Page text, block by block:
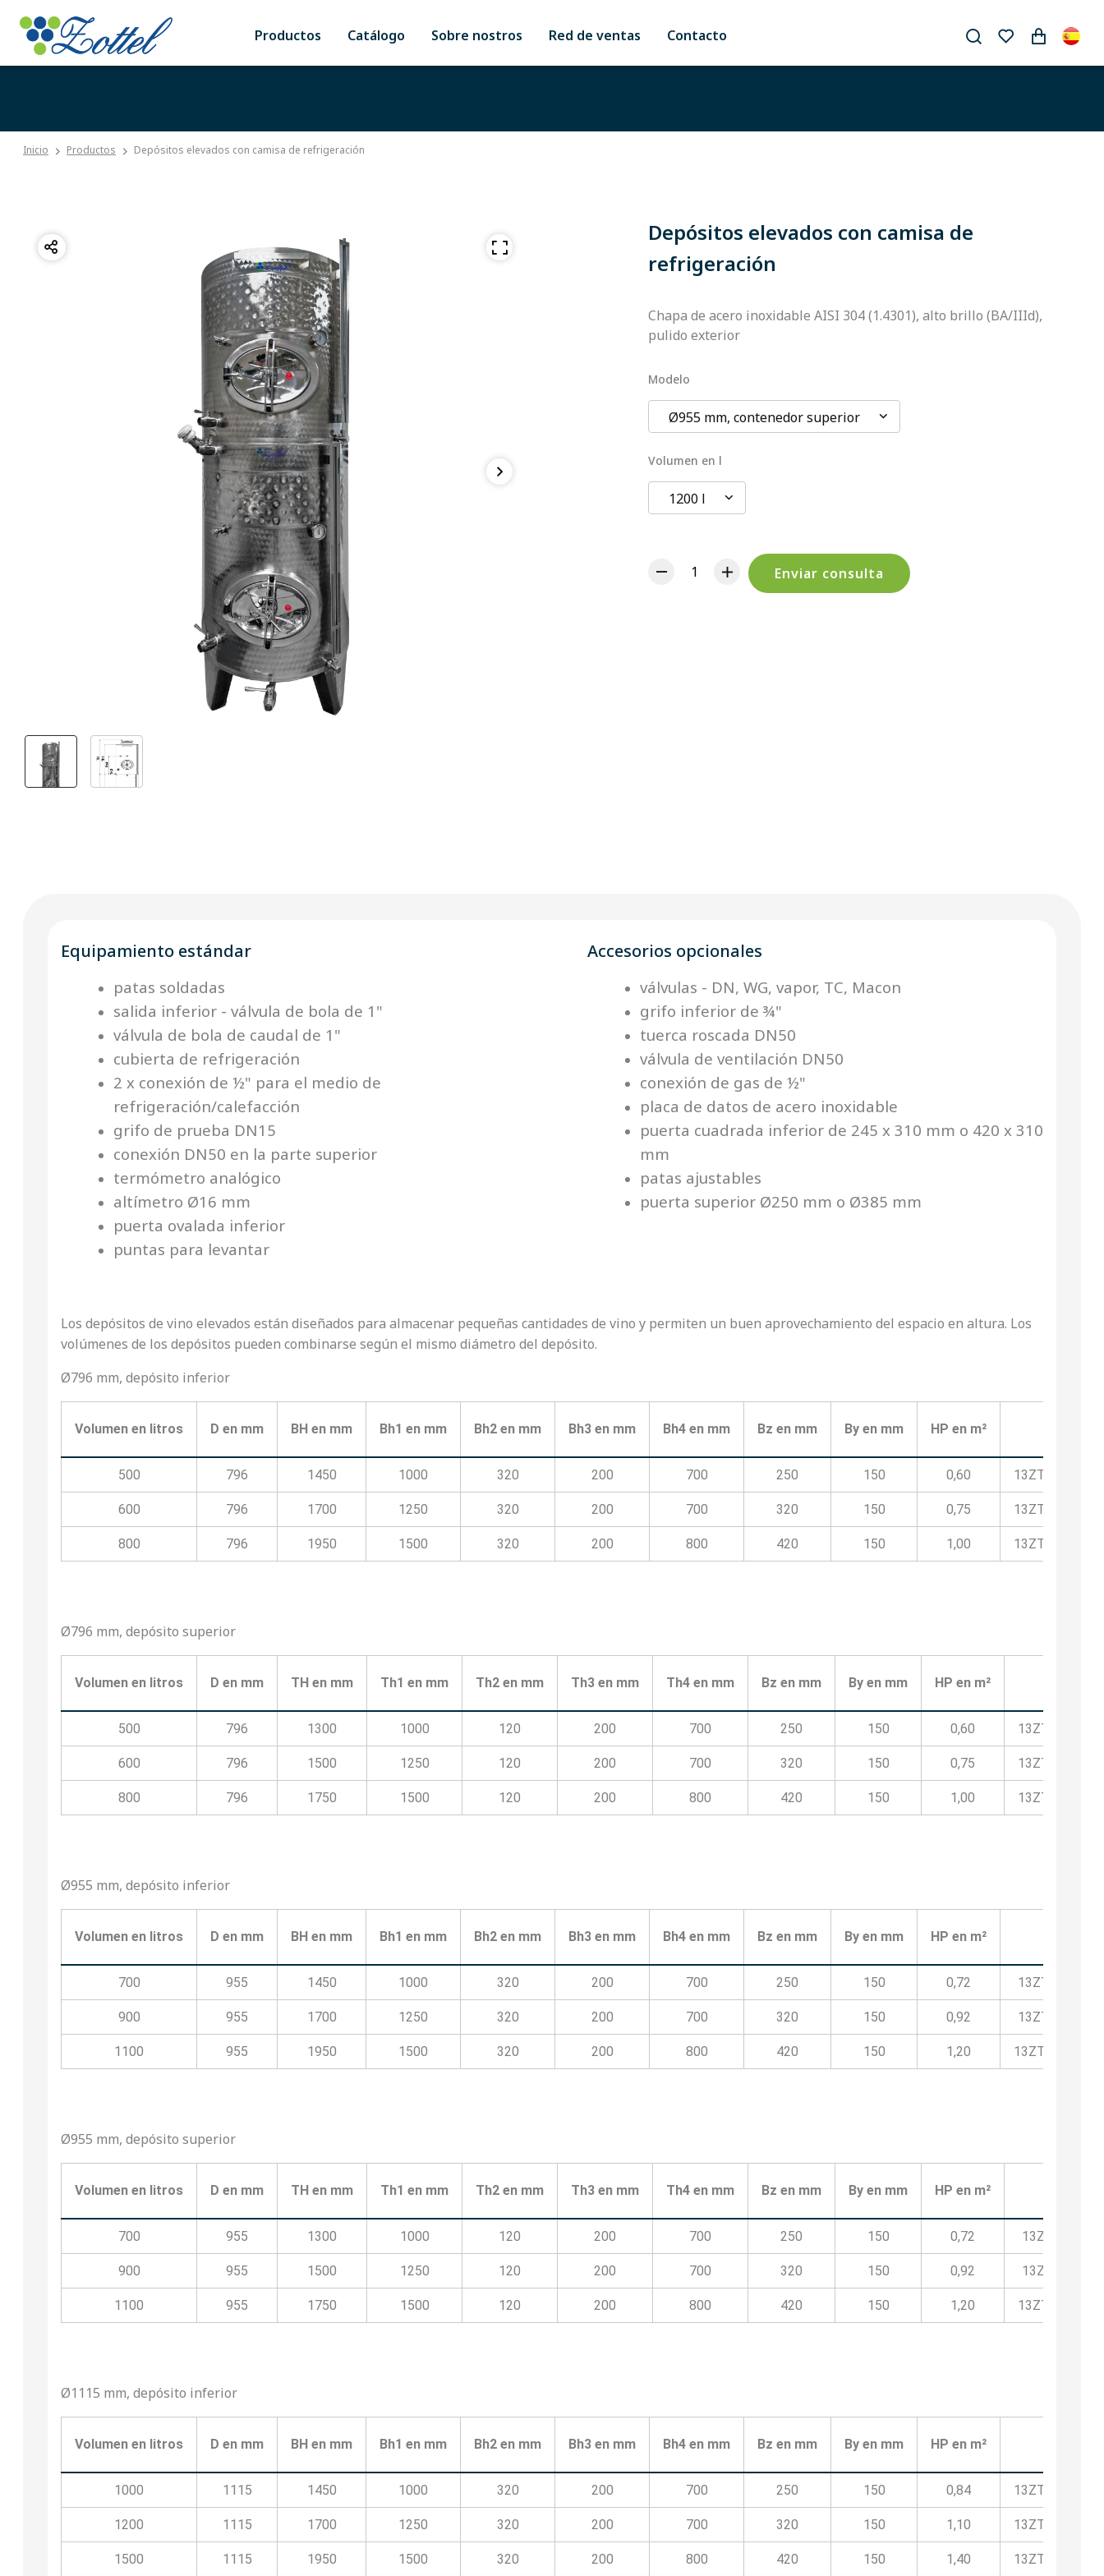
Productos Catálogo Sobre nostros Red de ventas Contacto
Inicio Productos Depósitos elevados con camisa de refrigeración
Depósitos elevados con camisa de
refrigeración
Chapa de acero inoxidable AISI 304 (1.4301), alto brillo (BA/IIId),
pulido exterior
Modelo
Ø955 mm, contenedor superior
Volumen en l
1200 l
Enviar consulta
Equipamiento estándar
patas soldadas
salida inferior - válvula de bola de 1"
válvula de bola de caudal de 1"
cubierta de refrigeración
2 x conexión de ½" para el medio de
refrigeración/calefacción
grifo de prueba DN15
conexión DN50 en la parte superior
termómetro analógico
altímetro Ø16 mm
puerta ovalada inferior
puntas para levantar
Accesorios opcionales
válvulas - DN, WG, vapor, TC, Macon
grifo inferior de ¾"
tuerca roscada DN50
válvula de ventilación DN50
conexión de gas de ½"
placa de datos de acero inoxidable
puerta cuadrada inferior de 245 x 310 mm o 420 x 310
mm
patas ajustables
puerta superior Ø250 mm o Ø385 mm
Los depósitos de vino elevados están diseñados para almacenar pequeñas cantidades de vino y permiten un buen aprovechamiento del espacio en altura. Los
volúmenes de los depósitos pueden combinarse según el mismo diámetro del depósito.
Ø796 mm, depósito inferior
Volumen en litros D en mm BH en mm Bh1 en mm Bh2 en mm Bh3 en mm Bh4 en mm Bz en mm By en mm HP en m²
500 796 1450 1000 320 200 700 250 150 0,60
600 796 1700 1250 320 200 700 320 150 0,75
800 796 1950 1500 320 200 800 420 150 1,00
Ø796 mm, depósito superior
Volumen en litros D en mm TH en mm Th1 en mm Th2 en mm Th3 en mm Th4 en mm Bz en mm By en mm HP en m²
500 796 1300 1000 120 200 700 250 150 0,60
600 796 1500 1250 120 200 700 320 150 0,75
800 796 1750 1500 120 200 800 420 150 1,00
Ø955 mm, depósito inferior
Volumen en litros D en mm BH en mm Bh1 en mm Bh2 en mm Bh3 en mm Bh4 en mm Bz en mm By en mm HP en m²
700 955 1450 1000 320 200 700 250 150 0,72
900 955 1700 1250 320 200 700 320 150 0,92
1100 955 1950 1500 320 200 800 420 150 1,20
Ø955 mm, depósito superior
Volumen en litros D en mm TH en mm Th1 en mm Th2 en mm Th3 en mm Th4 en mm Bz en mm By en mm HP en m²
700 955 1300 1000 120 200 700 250 150 0,72
900 955 1500 1250 120 200 700 320 150 0,92
1100 955 1750 1500 120 200 800 420 150 1,20
Ø1115 mm, depósito inferior
Volumen en litros D en mm BH en mm Bh1 en mm Bh2 en mm Bh3 en mm Bh4 en mm Bz en mm By en mm HP en m²
1000 1115 1450 1000 320 200 700 250 150 0,84
1200 1115 1700 1250 320 200 700 320 150 1,10
1500 1115 1950 1500 320 200 800 420 150 1,40